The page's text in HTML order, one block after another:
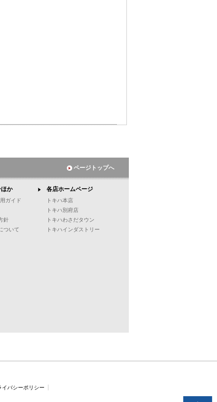
ページトップへ
か
ガイド
針
ついて
各店ホームページ
トキハ本店
トキハ別府店
トキハわさだタウン
トキハインダストリー
イバシーポリシー